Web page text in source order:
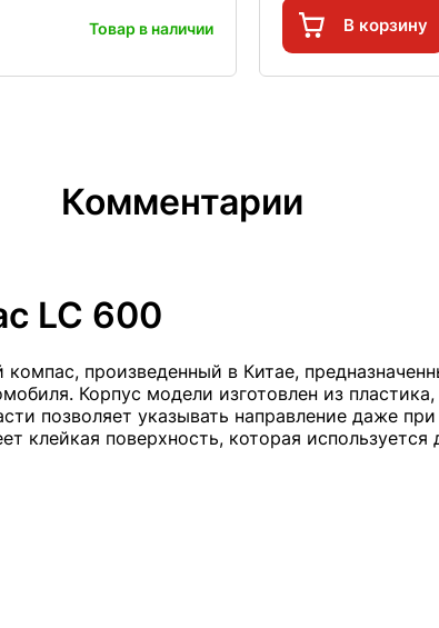
Товар в наличии В корзину
Комментарии
LC 600
компас, произведенный в Китае,
Корпус модели изготовлен из
позволяет указывать направление даже
клейкая поверхность, которая используется